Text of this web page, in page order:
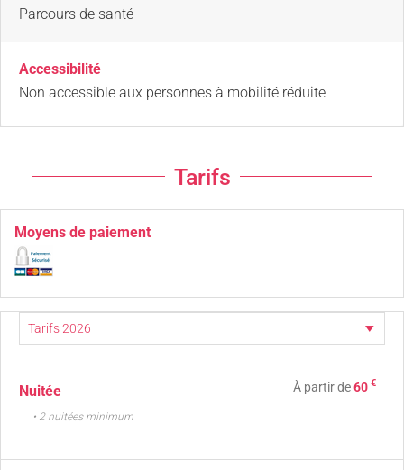
Parcours de santé
Accessibilité
Non accessible aux personnes à mobilité réduite
Tarifs
Moyens de paiement
Nuitée À partir de60 €
• 2 nuitées minimum